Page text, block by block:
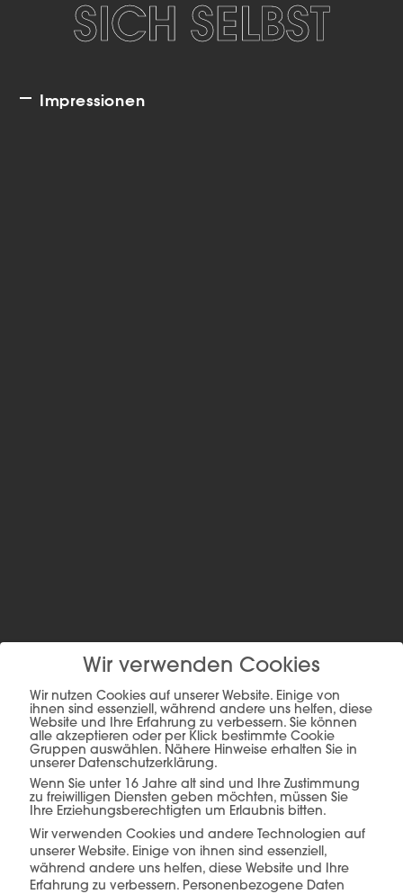
SICH SELBST
Impressionen
Wir verwenden Cookies
Wir nutzen Cookies auf unserer Website. Einige von
ihnen sind essenziell, während andere uns helfen, diese
Website und Ihre Erfahrung zu verbessern. Sie können
alle akzeptieren oder per Klick bestimmte Cookie
Gruppen auswählen. Nähere Hinweise erhalten Sie in
unserer Datenschutzerklärung.
Wenn Sie unter 16 Jahre alt sind und Ihre Zustimmung
zu freiwilligen Diensten geben möchten, müssen Sie
Ihre Erziehungsberechtigten um Erlaubnis bitten.
Wir verwenden Cookies und andere Technologien auf
unserer Website. Einige von ihnen sind essenziell,
während andere uns helfen, diese Website und Ihre
Erfahrung zu verbessern. Personenbezogene Daten